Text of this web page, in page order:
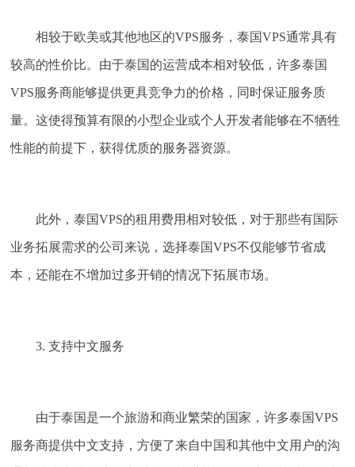
相较于欧美或其他地区的VPS服务，泰国VPS通常具有
较高的性价比。由于泰国的运营成本相对较低，许多泰国
VPS服务商能够提供更具竞争力的价格，同时保证服务质
量。这使得预算有限的小型企业或个人开发者能够在不牺牲
性能的前提下，获得优质的服务器资源。
此外，泰国VPS的租用费用相对较低，对于那些有国际
业务拓展需求的公司来说，选择泰国VPS不仅能够节省成
本，还能在不增加过多开销的情况下拓展市场。
3. 支持中文服务
由于泰国是一个旅游和商业繁荣的国家，许多泰国VPS
服务商提供中文支持，方便了来自中国和其他中文用户的沟